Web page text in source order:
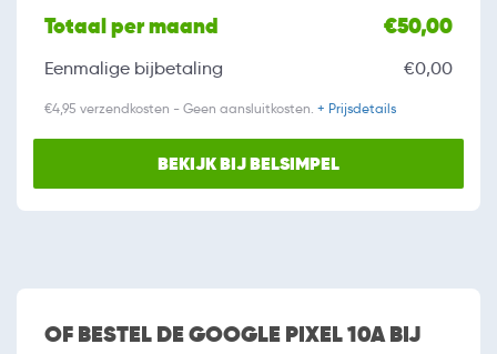
Totaal per maand €50,00
Eenmalige bijbetaling €0,00
€4,95 verzendkosten - Geen aansluitkosten. + Prijsdetails
BEKIJK BIJ BELSIMPEL
OF BESTEL DE GOOGLE PIXEL 10A BIJ